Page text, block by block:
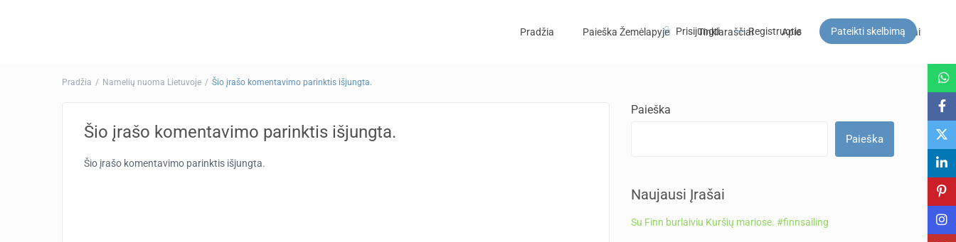
Pradžia Paieška Žemėlapyje Tinklaraščiai Apie DUK Kontaktai
Prisijungti Registruotis Pateikti skelbimą
Svečiai
Pradžia Namelių nuoma Lietuvoje Šio įrašo komentavimo parinktis išjungta.
Šio įrašo komentavimo parinktis išjungta.
Šio įrašo komentavimo parinktis išjungta.
Paieška
Paieška
Naujausi Įrašai
Su Finn burlaiviu Kuršių mariose. #finnsailing